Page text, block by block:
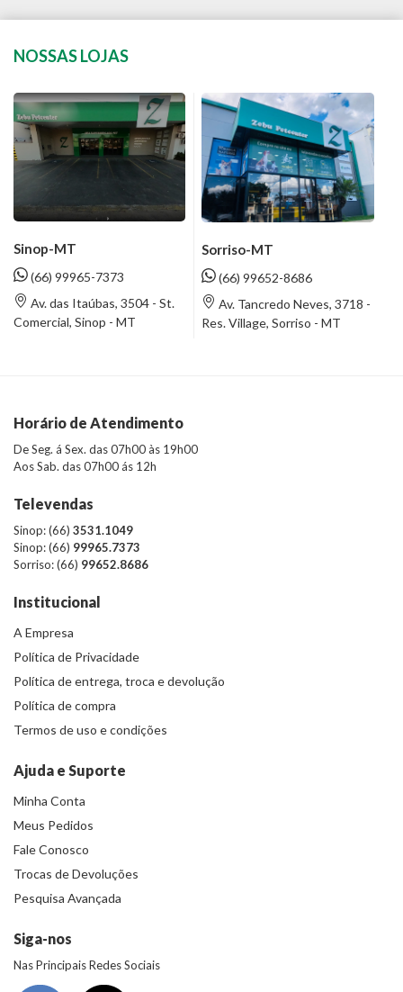
NOSSAS LOJAS
Sinop-MT
(66) 99965-7373
Av. das Itaúbas, 3504 - St.
Comercial, Sinop - MT
Sorriso-MT
(66) 99652-8686
Av. Tancredo Neves, 3718 -
Res. Village, Sorriso - MT
Horário de Atendimento
De Seg. á Sex. das 07h00 às 19h00
Aos Sab. das 07h00 ás 12h
Televendas
Sinop: (66) 3531.1049
Sinop: (66) 99965.7373
Sorriso: (66) 99652.8686
Institucional
A Empresa
Política de Privacidade
Política de entrega, troca e devolução
Política de compra
Termos de uso e condições
Ajuda e Suporte
Minha Conta
Meus Pedidos
Fale Conosco
Trocas de Devoluções
Pesquisa Avançada
Siga-nos
Nas Principais Redes Sociais